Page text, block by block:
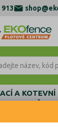
913
A KOTEVNÍ
NA DŘEVO